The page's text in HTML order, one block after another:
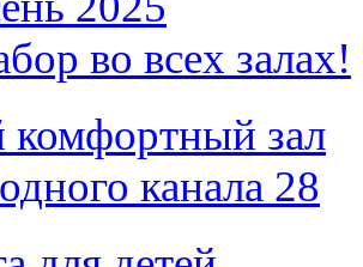
во всех залах!
зал
канала 28